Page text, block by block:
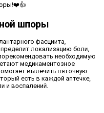
шпоры
фасциита,
локализацию боли,
необходимую
медикаментозное
вылечить пяточную
есть в каждой аптечке,
и воспалений.